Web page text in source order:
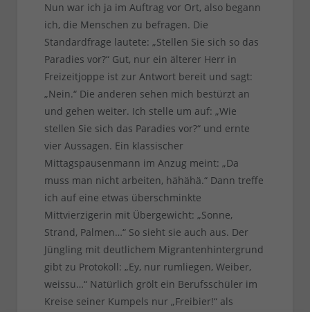
Nun war ich ja im Auftrag vor Ort, also begann
ich, die Menschen zu befragen. Die
Standardfrage lautete: „Stellen Sie sich so das
Paradies vor?“ Gut, nur ein älterer Herr in
Freizeitjoppe ist zur Antwort bereit und sagt:
„Nein.“ Die anderen sehen mich bestürzt an
und gehen weiter. Ich stelle um auf: „Wie
stellen Sie sich das Paradies vor?“ und ernte
vier Aussagen. Ein klassischer
Mittagspausenmann im Anzug meint: „Da
muss man nicht arbeiten, hähähä.“ Dann treffe
ich auf eine etwas überschminkte
Mittvierzigerin mit Übergewicht: „Sonne,
Strand, Palmen…“ So sieht sie auch aus. Der
Jüngling mit deutlichem Migrantenhintergrund
gibt zu Protokoll: „Ey, nur rumliegen, Weiber,
weissu…“ Natürlich grölt ein Berufsschüler im
Kreise seiner Kumpels nur „Freibier!“ als